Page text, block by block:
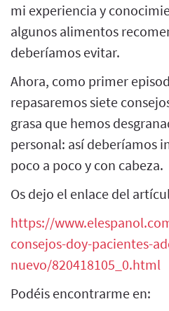
mi experiencia y
algunos alimentos
deberíamos evitar.
Ahora, como primer
repasaremos siete
grasa que hemos
personal: así deberíamos
poco a poco y con cabeza.
Os dejo el enlace del
https://
consejos-doy-pacientes-
nuevo/820418105_0.html
Podéis encontrarme en: